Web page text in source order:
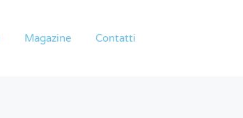
Magazine Contatti